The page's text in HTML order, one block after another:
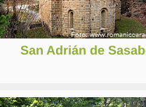
San Adrián de